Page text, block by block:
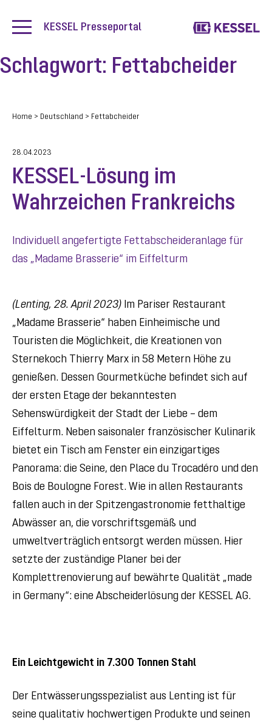
KESSEL Presseportal
Schlagwort: Fettabcheider
Home > Deutschland > Fettabcheider
28.04.2023
KESSEL-Lösung im
Wahrzeichen Frankreichs
Individuell angefertigte Fettabscheideranlage für
das „Madame Brasserie“ im Eiffelturm
(Lenting, 28. April 2023) Im Pariser Restaurant
„Madame Brasserie“ haben Einheimische und
Touristen die Möglichkeit, die Kreationen von
Sternekoch Thierry Marx in 58 Metern Höhe zu
genießen. Dessen Gourmetküche befindet sich auf
der ersten Etage der bekanntesten
Sehenswürdigkeit der Stadt der Liebe – dem
Eiffelturm. Neben saisonaler französischer Kulinarik
bietet ein Tisch am Fenster ein einzigartiges
Panorama: die Seine, den Place du Trocadéro und den
Bois de Boulogne Forest. Wie in allen Restaurants
fallen auch in der Spitzengastronomie fetthaltige
Abwässer an, die vorschriftsgemäß und
umweltverträglich entsorgt werden müssen. Hier
setzte der zuständige Planer bei der
Komplettrenovierung auf bewährte Qualität „made
in Germany“: eine Abscheiderlösung der KESSEL AG.
Ein Leichtgewicht in 7.300 Tonnen Stahl
Der Entwässerungsspezialist aus Lenting ist für
seine qualitativ hochwertigen Produkte und seinen